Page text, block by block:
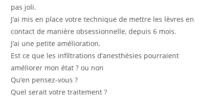
pas joli.
J’ai mis en place votre technique de mettre les lèvres en
contact de manière obsessionnelle, depuis 6 mois.
J’ai une petite amélioration.
Est ce que les infiltrations d’anesthésies pourraient
améliorer mon état ? ou non
Qu’en pensez-vous ?
Quel serait votre traitement ?